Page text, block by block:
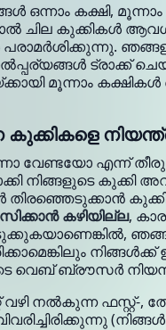
ഒന്നാം കക്ഷി,
ചില കുക്കികൾ
ട്രാക്ക്
മൂന്നാം
വേണ്ടയോ എന്ന്
നിങ്ങളുടെ കുക്കി
തിരഞ്ഞെടുക്കാൻ
കഴിയില്ല,
വെബ് ബ്രൗസർ
നൽകുന്ന ഫസ്റ്റ്-,